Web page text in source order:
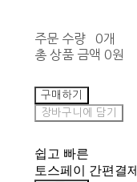
주문 수량
0개
총 상품 금액 0원
구매하기
장바구니에 담기
쉽고 빠른
토스페이 간편결제